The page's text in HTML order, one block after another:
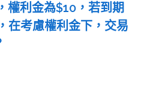
權利金為$10，若到期
在考慮權利金下，交易